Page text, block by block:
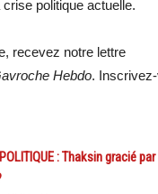
politique actuelle.
recevez notre lettre
Hebdo.
: Thaksin gracié